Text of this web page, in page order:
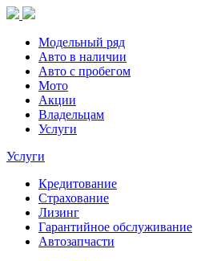
Модельный ряд
Авто в наличии
Авто с пробегом
Мото
Акции
Владельцам
Услуги
Услуги
Кредитование
Страхование
Лизинг
Гарантийное обслуживание
Автозапчасти